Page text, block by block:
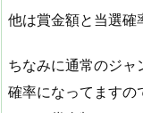
他は賞金額と当選確
ちなみに通常のジャ
確率になってますの